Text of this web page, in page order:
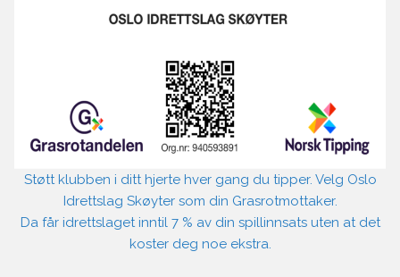
Støtt klubben i ditt hjerte hver gang du tipper. Velg Oslo
Idrettslag Skøyter som din Grasrotmottaker.
Da får idrettslaget inntil 7 % av din spillinnsats uten at det
koster deg noe ekstra.